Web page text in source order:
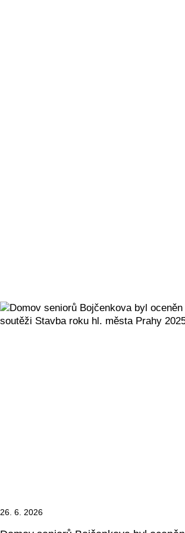
26. 6. 2026